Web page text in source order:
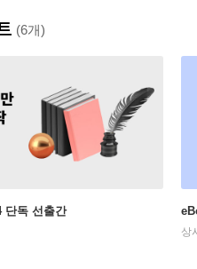
(6개)
단독 선출간
상